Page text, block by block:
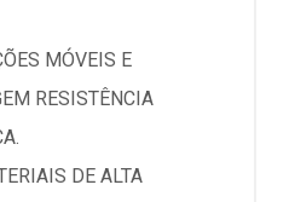
MÓVEIS E
RESISTÊNCIA
DE ALTA